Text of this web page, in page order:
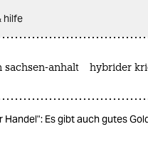
hilfe
sachsen-anhalt hybrider
Handel": Es gibt auch gutes